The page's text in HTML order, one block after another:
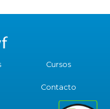
Cursos
Contacto